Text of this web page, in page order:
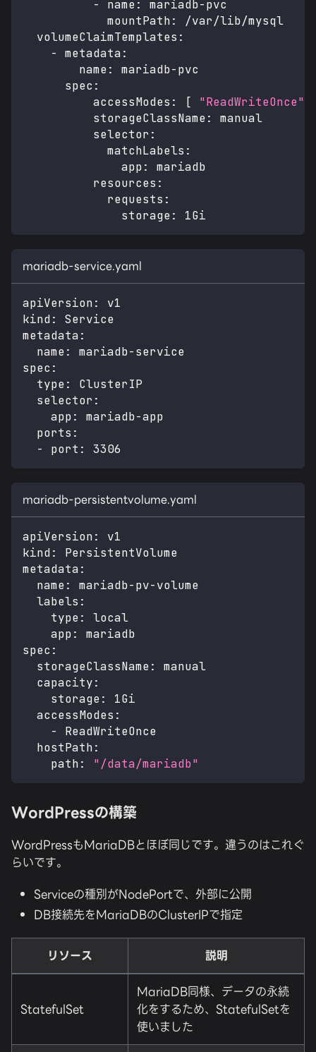
- name: mariadb-pvc
mountPath:
/var/lib/mysql
volumeClaimTemplates :
-
metadata:
name: mariadb-pvc
spec :
accessModes : [ "ReadWriteOnce"
storageClassName:
manual
selector :
matchLabels :
app:
mariadb
resources :
requests :
storage: 1Gi
mariadb-service.yaml
apiVersion:
v1
kind:
Service
metadata:
name: mariadb-service
spec :
type:
ClusterIP
selector :
app: mariadb-app
ports :
-
port : 3306
mariadb-persistentvolume.yaml
apiVersion:
v1
kind:
PersistentVolume
metadata:
name: mariadb-pv-volume
labels :
type:
local
app:
mariadb
spec :
storageClassName:
manual
capacity:
storage:
1Gi
accessModes :
-
ReadWriteOnce
hostPath:
path: "/data/mariadb"
WordPressの構築
WordPressもMariaDBとほぼ同じです。違うのはこれぐ
らいです。
Serviceの種別がNodePortで、外部に公開
DB接続先をMariaDBのClusterIPで指定
リソース 説明
StatefulSet
MariaDB同様、データの永続
化をするため、StatefulSetを
使いました